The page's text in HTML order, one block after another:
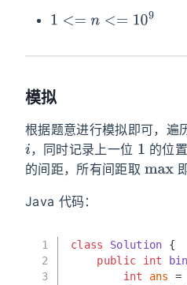
1 <=n<=109
模拟
根据题意进行模拟即可，遍
i ，同时记录上一位 1 的位置
的间距，所有间距取max
Java 代码：
1
2
3
class Solution {
public
int
int
ans =